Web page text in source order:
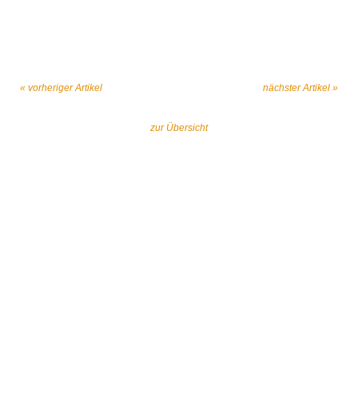
« vorheriger Artikel
zur Übersicht
nächster Artikel »